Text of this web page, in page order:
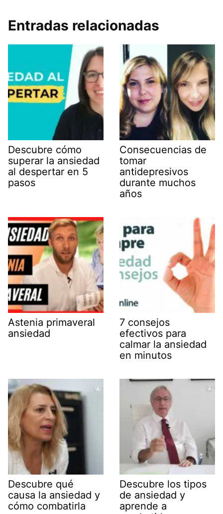
Entradas relacionadas
Descubre cómo
superar la ansiedad
al despertar en 5
pasos
Consecuencias de
tomar
antidepresivos
durante muchos
años
Astenia primaveral
ansiedad
7 consejos
efectivos para
calmar la ansiedad
en minutos
Descubre qué
causa la ansiedad y
cómo combatirla
Descubre los tipos
de ansiedad y
aprende a